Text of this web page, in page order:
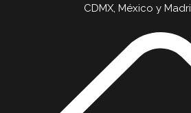
CDMX, México y